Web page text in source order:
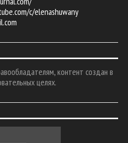
c/elenashuwany
контент создан в
целях.